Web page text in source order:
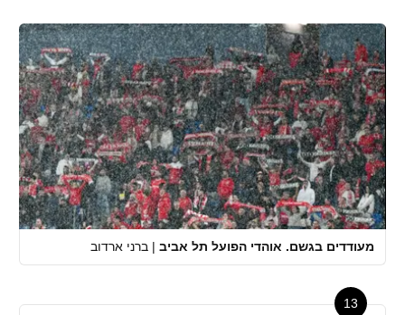
מעודדים בגשם. אוהדי הפועל תל אביב | ברני ארדוב
13